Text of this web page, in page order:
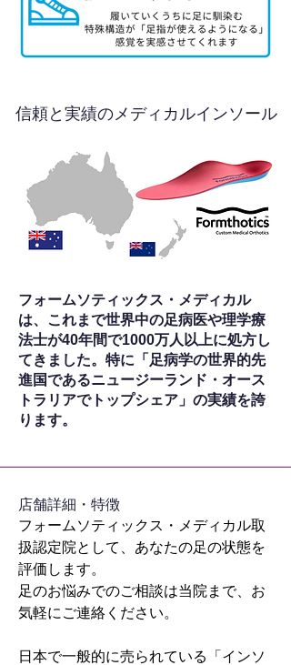
信頼と実績のメディカルインソール
フォームソティックス・メディカル
は、これまで世界中の足病医や理学療
法士が40年間で1000万人以上に処方し
てきました。特に「足病学の世界的先
進国であるニュージーランド・オース
トラリアでトップシェア」の実績を誇
ります。
​店舗詳細・特徴
フォームソティックス・メディカル取
扱認定院として、あなたの足の状態を
評価します。
足のお悩みでのご相談は当院まで、お
気軽にご連絡ください。
日本で一般的に売られている「インソ